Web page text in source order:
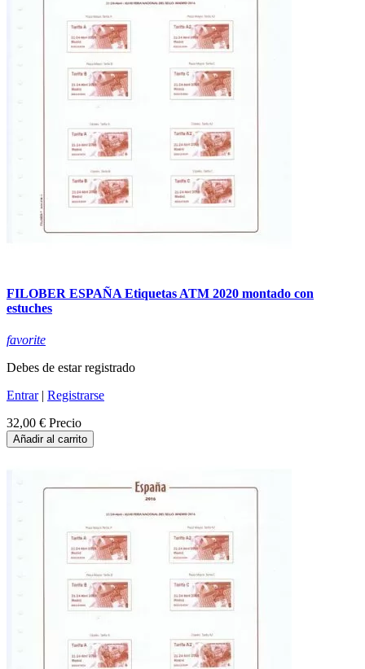
FILOBER ESPAÑA Etiquetas ATM 2020 montado con
estuches
favorite
Debes de estar registrado
Entrar| Registrarse
32,00 € Precio
Añadir al carrito